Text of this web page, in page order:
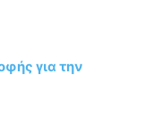
για την